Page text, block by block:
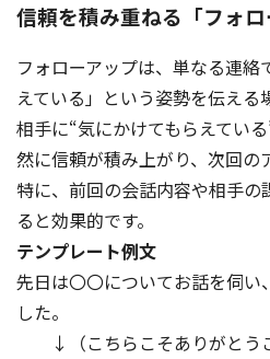
信頼を積み重ねる「フォロ
フォローアップは、単なる連
えている」という姿勢を伝える
相手に“気にかけてもらえてい
然に信頼が積み上がり、次回の
特に、前回の会話内容や相手
ると効果的です。
テンプレート例文
先日は〇〇についてお話を伺い
した。
↓（こちらこそありがとうご